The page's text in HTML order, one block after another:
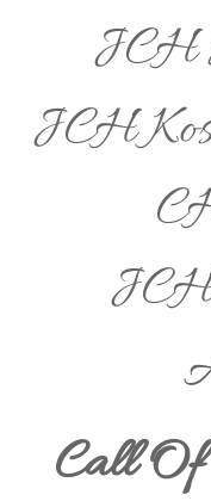
JCH
JCH
Call